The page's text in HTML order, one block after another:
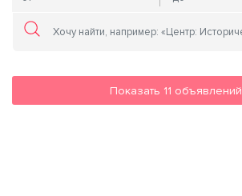
Показать 11 объявлений